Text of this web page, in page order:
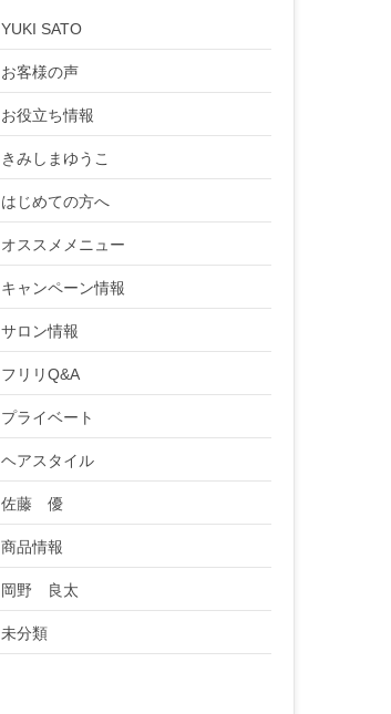
YUKI SATO
お客様の声
お役立ち情報
きみしまゆうこ
はじめての方へ
オススメメニュー
キャンペーン情報
サロン情報
フリリQ&A
プライベート
ヘアスタイル
佐藤 優
商品情報
岡野 良太
未分類